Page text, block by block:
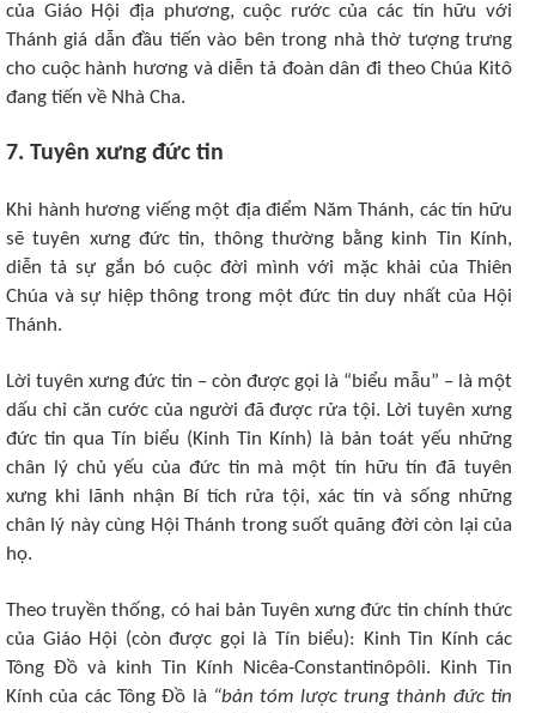
của Giáo Hội địa phương, cuộc rước của các tín hữu với
Thánh giá dẫn đầu tiến vào bên trong nhà thờ tượng trưng
cho cuộc hành hương và diễn tả đoàn dân đi theo Chúa Kitô
đang tiến về Nhà Cha.
7. Tuyên xưng đức tin
Khi hành hương viếng một địa điểm Năm Thánh, các tín hữu
sẽ tuyên xưng đức tin, thông thường bằng kinh Tin Kính,
diễn tả sự gắn bó cuộc đời mình với mặc khải của Thiên
Chúa và sự hiệp thông trong một đức tin duy nhất của Hội
Thánh.
Lời tuyên xưng đức tin – còn được gọi là “biểu mẫu” – là một
dấu chỉ căn cước của người đã được rửa tội. Lời tuyên xưng
đức tin qua Tín biểu (Kinh Tin Kính) là bản toát yếu những
chân lý chủ yếu của đức tin mà một tín hữu tín đã tuyên
xưng khi lãnh nhận Bí tích rửa tội, xác tín và sống những
chân lý này cùng Hội Thánh trong suốt quãng đời còn lại của
họ.
Theo truyền thống, có hai bản Tuyên xưng đức tin chính thức
của Giáo Hội (còn được gọi là Tín biểu): Kinh Tin Kính các
Tông Đồ và kinh Tin Kính Nicêa-Constantinôpôli. Kinh Tin
Kính của các Tông Đồ là “bản tóm lược trung thành đức tin